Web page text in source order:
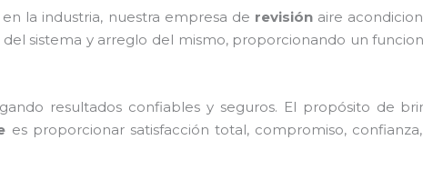
la industria, nuestra empresa de revisiónaire
sistema y arreglo del mismo, proporcionando un
resultados confiables y seguros. El propósito de
es proporcionar satisfacción total, compromiso,